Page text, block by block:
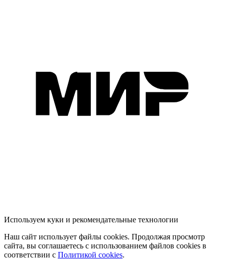
Используем куки и рекомендательные технологии
Наш сайт использует файлы cookies. Продолжая просмотр
сайта, вы соглашаетесь с использованием файлов cookies в
соответствии с Политикой cookies.